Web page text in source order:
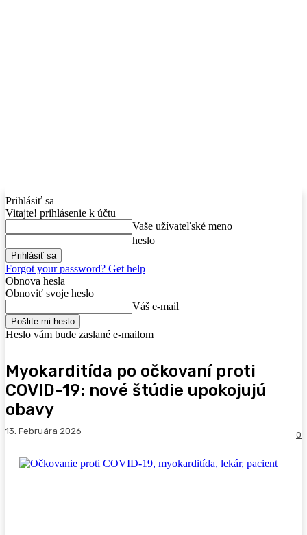
Prihlásiť sa
Vitajte! prihlásenie k účtu
Vaše užívateľské meno
heslo
Forgot your password? Get help
Obnova hesla
Obnoviť svoje heslo
Váš e-mail
Heslo vám bude zaslané e-mailom
Myokarditída po očkovaní proti
COVID-19: nové štúdie upokojujú
obavy
13. Februára 2026 0